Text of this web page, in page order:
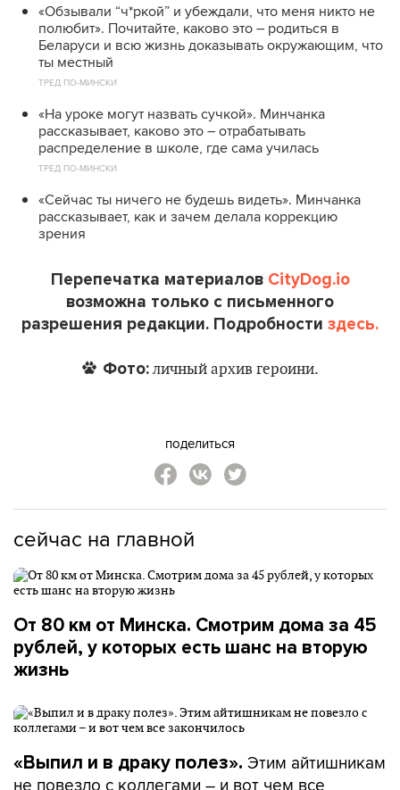
«Обзывали “ч*ркой” и убеждали, что меня никто не
полюбит». Почитайте, каково это – родиться в
Беларуси и всю жизнь доказывать окружающим, что
ты местный
ТРЕД ПО-МИНСКИ
«На уроке могут назвать сучкой». Минчанка
рассказывает, каково это – отрабатывать
распределение в школе, где сама училась
ТРЕД ПО-МИНСКИ
«Сейчас ты ничего не будешь видеть». Минчанка
рассказывает, как и зачем делала коррекцию
зрения
Перепечатка материалов CityDog.io
возможна только с письменного
разрешения редакции. Подробности здесь.
Фото:личный архив героини.
поделиться
сейчас на главной
От 80 км от Минска. Смотрим дома за 45
рублей, у которых есть шанс на вторую
жизнь
«Выпил и в драку полез». Этим айтишникам
не повезло с коллегами – и вот чем все